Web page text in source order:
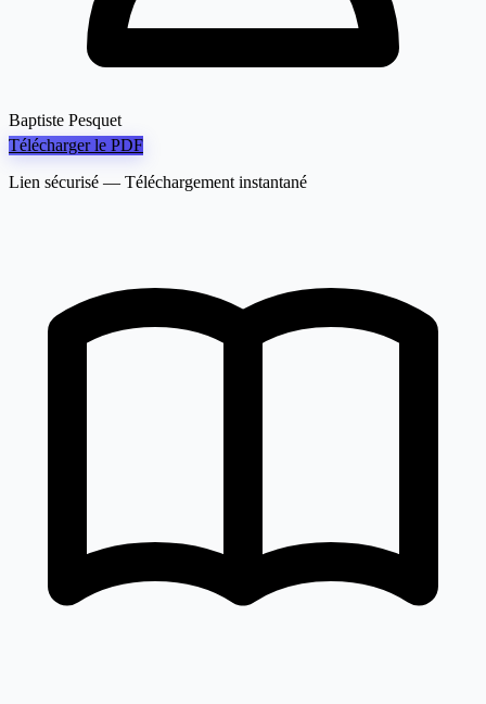
Baptiste Pesquet
Télécharger le PDF
Lien sécurisé — Téléchargement instantané